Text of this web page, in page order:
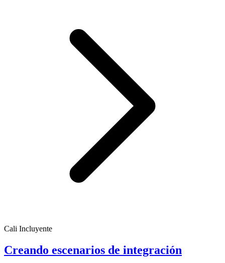
Cali Incluyente
Creando escenarios de integración